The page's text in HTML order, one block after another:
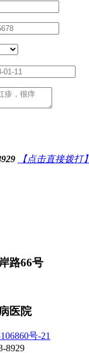
【点击直接拨打】
路66号
医院
号-21
8929